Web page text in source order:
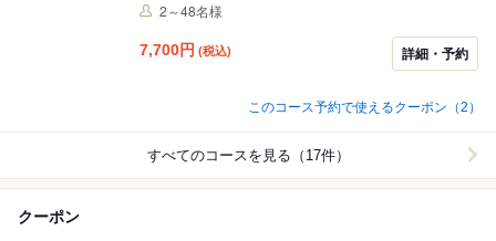
2～48名様
7,700円 (税込) 詳細・予約
このコース予約で使えるクーポン（2）
すべてのコースを見る（17件）
クーポン